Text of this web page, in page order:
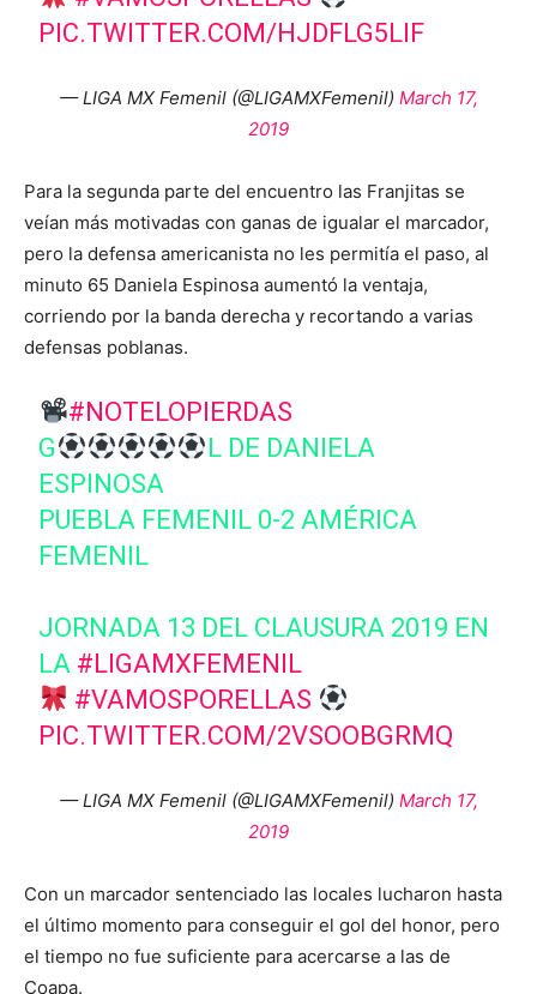
PIC.TWITTER.COM/HJDFLG5LIF
— LIGA MX Femenil (@LIGAMXFemenil) March 17,
2019
Para la segunda parte del encuentro las Franjitas se
veían más motivadas con ganas de igualar el marcador,
pero la defensa americanista no les permitía el paso, al
minuto 65 Daniela Espinosa aumentó la ventaja,
corriendo por la banda derecha y recortando a varias
defensas poblanas.
#NOTELOPIERDAS
G
L DE DANIELA
ESPINOSA
PUEBLA FEMENIL 0-2 AMÉRICA
FEMENIL
JORNADA 13 DEL CLAUSURA 2019 EN
LA #LIGAMXFEMENIL
#VAMOSPORELLAS
PIC.TWITTER.COM/2VSOOBGRMQ
— LIGA MX Femenil (@LIGAMXFemenil) March 17,
2019
Con un marcador sentenciado las locales lucharon hasta
el último momento para conseguir el gol del honor, pero
el tiempo no fue suficiente para acercarse a las de
Coapa.